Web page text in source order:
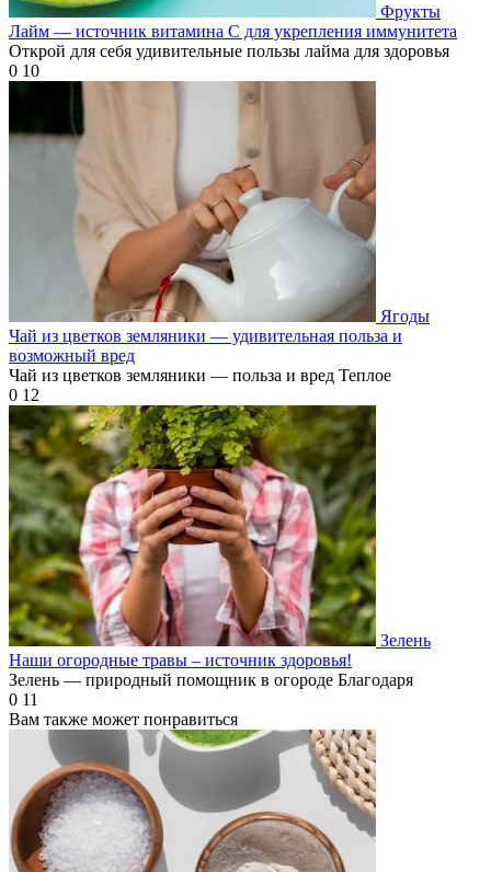
Фрукты
Лайм — источник витамина С для укрепления иммунитета
Открой для себя удивительные пользы лайма для здоровья
0 10
Ягоды
Чай из цветков земляники — удивительная польза и
возможный вред
Чай из цветков земляники — польза и вред Теплое
0 12
Зелень
Наши огородные травы – источник здоровья!
Зелень — природный помощник в огороде Благодаря
0 11
Вам также может понравиться